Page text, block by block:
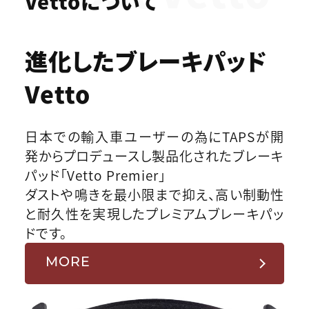
進化したブレーキパッド
Vetto
日本での輸入車ユーザーの為にTAPSが開
発からプロデュースし製品化されたブレーキ
パッド「Vetto Premier」
ダストや鳴きを最小限まで抑え、高い制動性
と耐久性を実現したプレミアムブレーキパッ
ドです。
MORE